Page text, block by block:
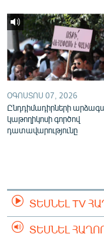
ՕԳՈՍՏՈՍ 07, 2026
Ընդդիմադիրների
կաթողիկոսի գործով
դատավարությունը
ՏԵՍՆԵԼ TV
ՏԵՍՆԵԼ